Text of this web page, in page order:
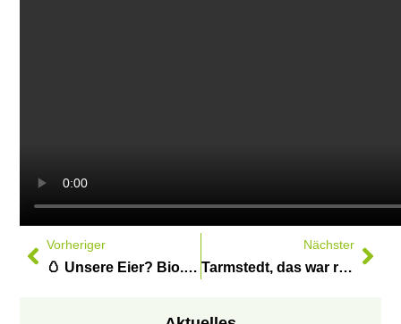
Vorheriger
🥚 Unsere Eier? Bio. Frisch. Vom eigenen Bioland-Hof.
Nächster
Tarmstedt, das war richtig gut! 🐄🌾🎉